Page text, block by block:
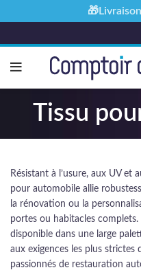
Tissu
Résistant à l’usure, aux UV et
pour automobile allie
la rénovation ou la
portes ou habitacles
disponible dans une large
aux exigences les plus strictes
passionnés de restauration